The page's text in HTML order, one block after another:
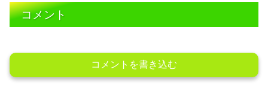
コメント
コメントを書き込む